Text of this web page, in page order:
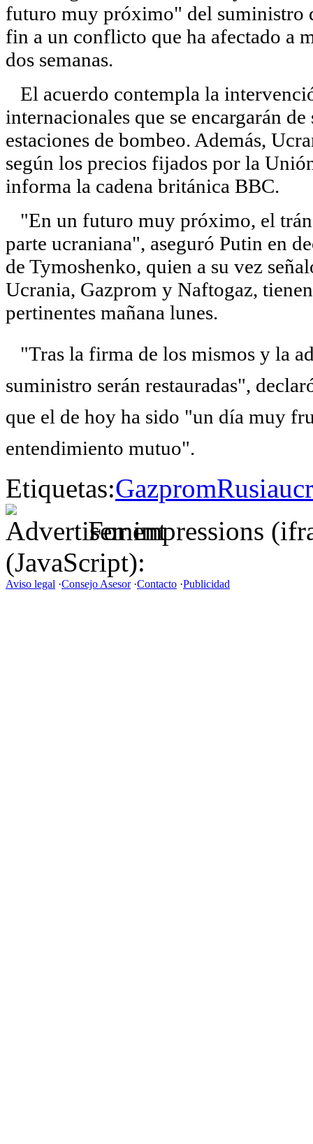
futuro muy próximo" del suministro
fin a un conflicto que ha afectado a
dos semanas.
El acuerdo contempla la
internacionales que se encargarán
estaciones de bombeo. Además,
según los precios fijados por la
informa la cadena británica BBC.
"En un futuro muy próximo, el
parte ucraniana", aseguró Putin en
de Tymoshenko, quien a su vez
Ucrania, Gazprom y Naftogaz,
pertinentes mañana lunes.
"Tras la firma de los mismos y la
suministro serán restauradas",
que el de hoy ha sido "un día muy
entendimiento mutuo".
Etiquetas:GazpromRusia
For impressions
(JavaScript):
Aviso legal ·Consejo Asesor·Contacto ·Publicidad